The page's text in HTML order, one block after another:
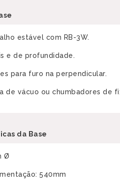
estável com RB-3W.
e de profundidade.
para furo na perpendicular.
de vácuo ou chumbadores de
da Base
Ø
540mm